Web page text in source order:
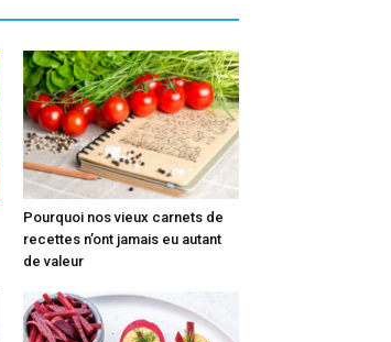
Pourquoi nos vieux carnets de
recettes n’ont jamais eu autant
de valeur